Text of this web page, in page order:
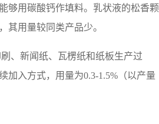
够用碳酸钙作填料。乳状液的松香颗
其用量较同类产品少。
、新闻纸、瓦楞纸和纸板生产过
加入方式，用量为0.3-1.5%（以产量